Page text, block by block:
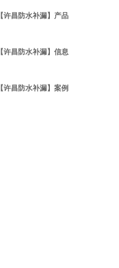
【许昌防水补漏】产品
【许昌防水补漏】信息
【许昌防水补漏】案例